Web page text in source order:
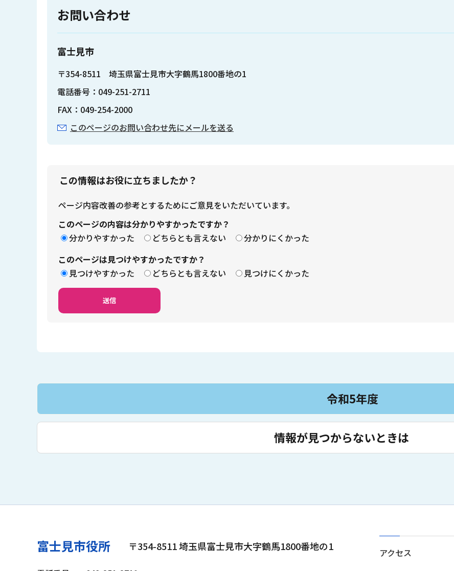
お問い合わせ
富士見市
〒354-8511 埼玉県富士見市大字鶴馬1800番地の1
電話番号：049-251-2711
FAX：049-254-2000
このページのお問い合わせ先にメールを送る
この情報はお役に立ちましたか？
ページ内容改善の参考とするためにご意見をいただいています。
このページの内容は分かりやすかったですか？
分かりやすかった
どちらとも言えない
分かりにくかった
このページは見つけやすかったですか？
見つけやすかった
どちらとも言えない 見つけにくかった
令和5年度
情報が見つからないときは
富士見市役所 〒354-8511 埼玉県富士見市大字鶴馬1800番地の1 アクセス